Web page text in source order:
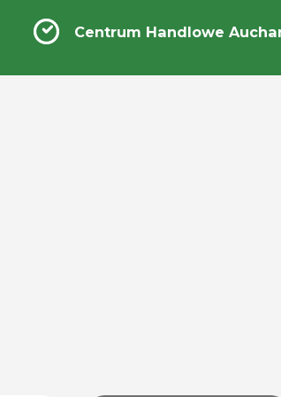
Centrum Handlowe